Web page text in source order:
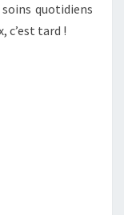
quotidiens
c’est tard !